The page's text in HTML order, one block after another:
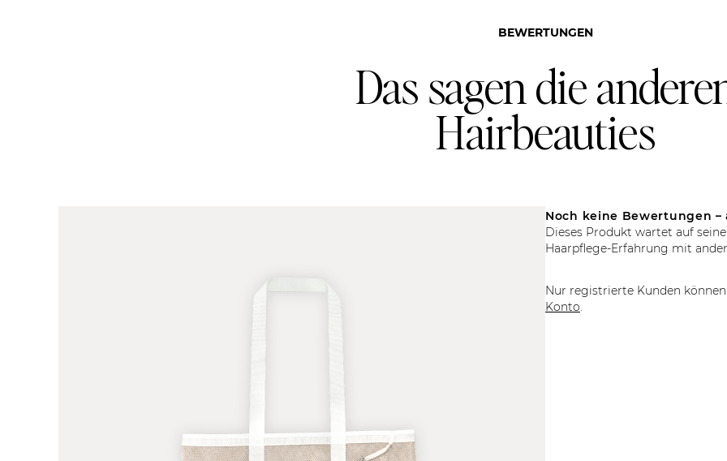
BEWERTUNGEN
Das sagen die
Hairbeauties
Noch keine Bewertungen
Dieses Produkt wartet auf
Haarpflege-Erfahrung mit
Nur registrierte Kunden
Konto.